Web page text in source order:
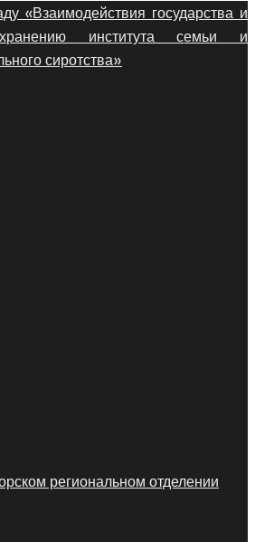
«Взаимодействия государства и
института семьи и
сиротства»
региональном отделении